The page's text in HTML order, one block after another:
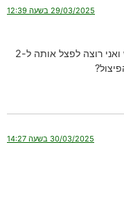
29/03/2025 בשעה 12:39
אחת הכדניות שלי גדלה לגודל מפלצתי ממש ואני רוצה לפצל אותה ל-2
30/03/2025 בשעה 14:27